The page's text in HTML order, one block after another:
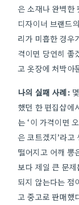
은 소재나 완벽한
디자이너 브랜드
리가 미흡한 경우
격이면 당연히 좋
고 옷장에 처박아
나의 실패 사례:
했던 한 편집샵에
는 ‘이 가격이면
은 코트겠지’라
떨어지고 어깨 뽕
보다 제일 큰 문
되지 않는다는 점
고 중고로 판매했